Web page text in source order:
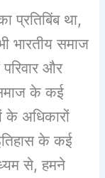
था,
भारतीय समाज
और
के कई
अधिकारों
के कई
से, हमने